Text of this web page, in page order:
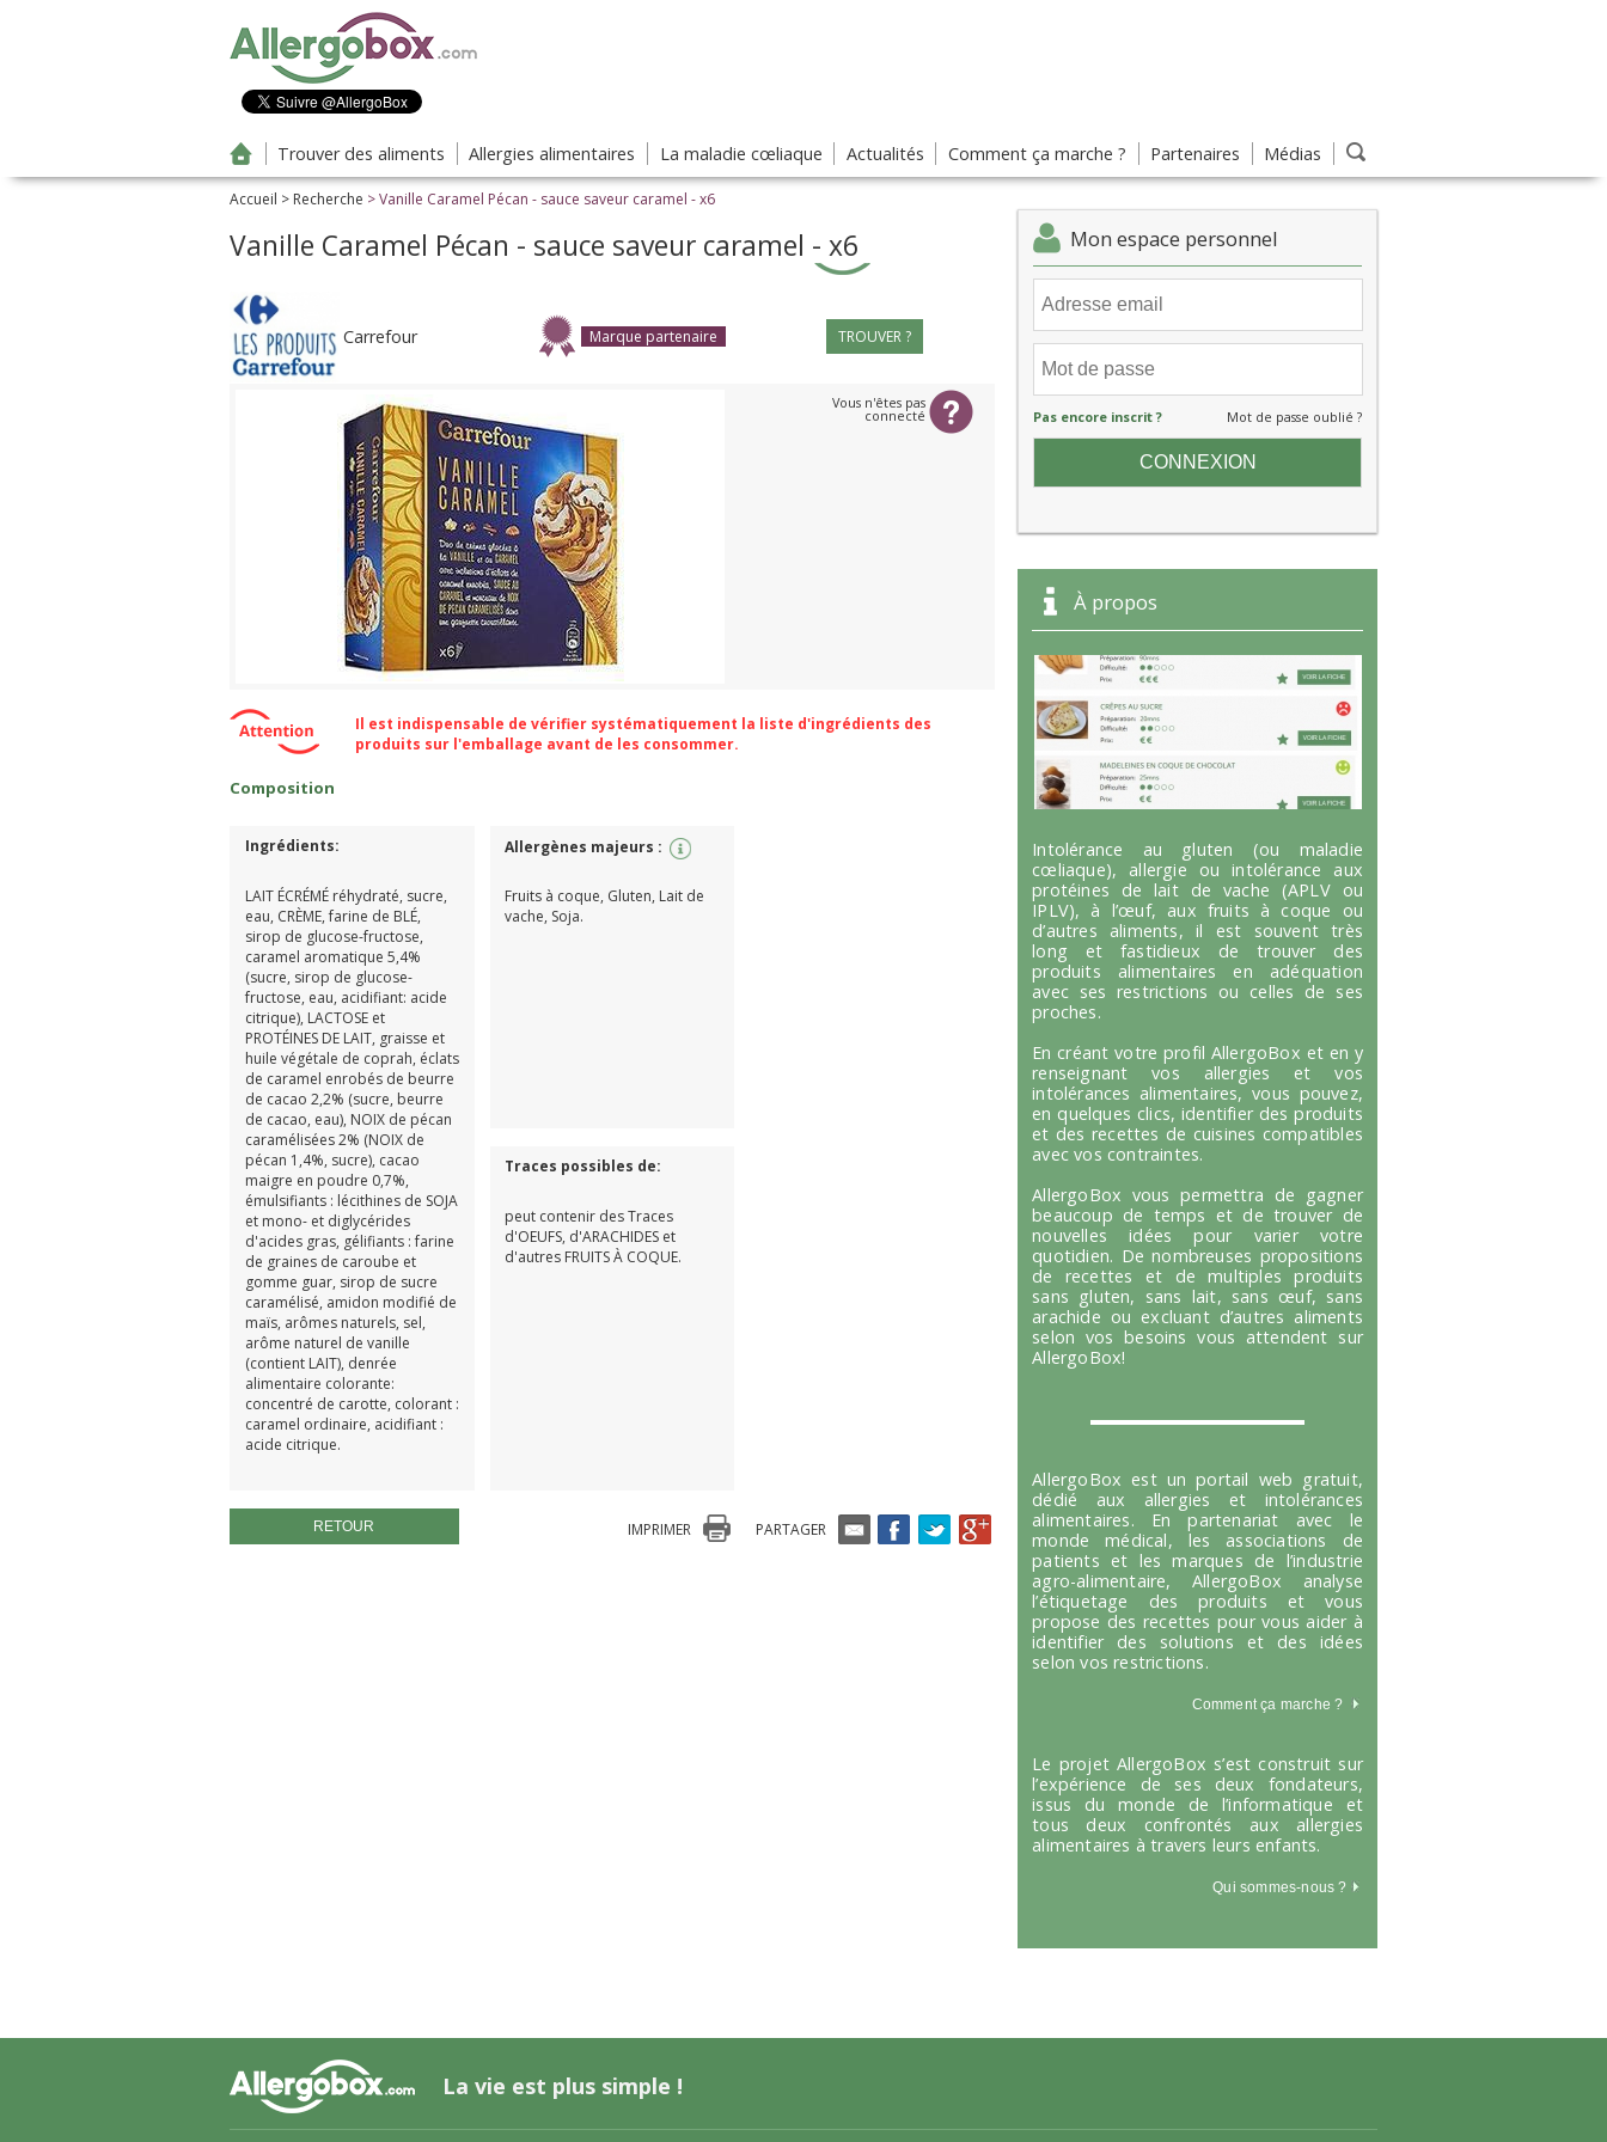
Trouver des aliments Allergies alimentaires La maladie cœliaque Actualités Comment ça marche ? Partenaires Médias
Accueil > Recherche > Vanille Caramel Pécan - sauce saveur caramel - x6
Mon espace personnel
Pas encore inscrit ? Mot de passe oublié ?
À propos
Intolérance au gluten (ou maladie
cœliaque), allergie ou intolérance aux
protéines de lait de vache (APLV ou
IPLV), à l’œuf, aux fruits à coque ou
d’autres aliments, il est souvent très
long et fastidieux de trouver des
produits alimentaires en adéquation
avec ses restrictions ou celles de ses
proches.
En créant votre profil AllergoBox et en y
renseignant vos allergies et vos
intolérances alimentaires, vous pouvez,
en quelques clics, identifier des produits
et des recettes de cuisines compatibles
avec vos contraintes.
AllergoBox vous permettra de gagner
beaucoup de temps et de trouver de
nouvelles idées pour varier votre
quotidien. De nombreuses propositions
de recettes et de multiples produits
sans gluten, sans lait, sans œuf, sans
arachide ou excluant d’autres aliments
selon vos besoins vous attendent sur
AllergoBox!
AllergoBox est un portail web gratuit,
dédié aux allergies et intolérances
alimentaires. En partenariat avec le
monde médical, les associations de
patients et les marques de l’industrie
agro-alimentaire, AllergoBox analyse
l’étiquetage des produits et vous
propose des recettes pour vous aider à
identifier des solutions et des idées
selon vos restrictions.
Comment ça marche ?
Le projet AllergoBox s’est construit sur
l’expérience de ses deux fondateurs,
issus du monde de l’informatique et
tous deux confrontés aux allergies
alimentaires à travers leurs enfants.
Qui sommes-nous ?
Vanille Caramel Pécan - sauce saveur caramel - x6
TROUVER ?
Carrefour Marque partenaire
Vous n'êtes pas
connecté
Il est indispensable de vérifier systématiquement la liste d'ingrédients des
produits sur l'emballage avant de les consommer.
Composition
Ingrédients:
LAIT ÉCRÉMÉ réhydraté, sucre,
eau, CRÈME, farine de BLÉ,
sirop de glucose-fructose,
caramel aromatique 5,4%
(sucre, sirop de glucose-
fructose, eau, acidifiant: acide
citrique), LACTOSE et
PROTÉINES DE LAIT, graisse et
huile végétale de coprah, éclats
de caramel enrobés de beurre
de cacao 2,2% (sucre, beurre
de cacao, eau), NOIX de pécan
caramélisées 2% (NOIX de
pécan 1,4%, sucre), cacao
maigre en poudre 0,7%,
émulsifiants : lécithines de SOJA
et mono- et diglycérides
d'acides gras, gélifiants : farine
de graines de caroube et
gomme guar, sirop de sucre
caramélisé, amidon modifié de
maïs, arômes naturels, sel,
arôme naturel de vanille
(contient LAIT), denrée
alimentaire colorante:
concentré de carotte, colorant :
caramel ordinaire, acidifiant :
acide citrique.
Allergènes majeurs :
Fruits à coque, Gluten, Lait de
vache, Soja.
Traces possibles de:
peut contenir des Traces
d'OEUFS, d'ARACHIDES et
d'autres FRUITS À COQUE.
RETOUR PARTAGER
IMPRIMER
La vie est plus simple !